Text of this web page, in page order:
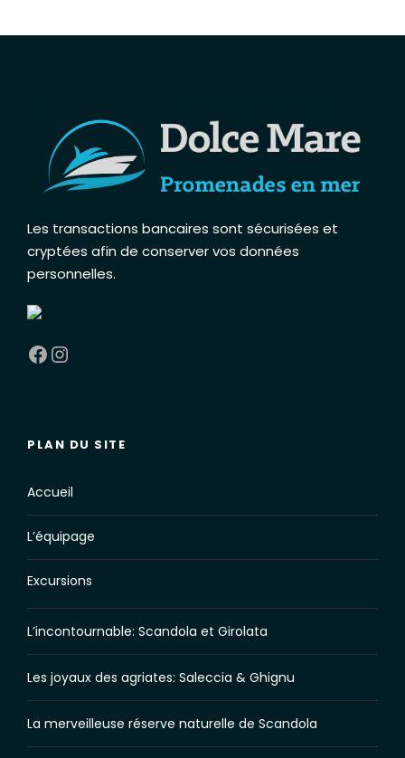
Les transactions bancaires sont sécurisées et
cryptées afin de conserver vos données
personnelles.
Facebook Instagram
PLAN DU SITE
Accueil
L’équipage
Excursions
L’incontournable: Scandola et Girolata
Les joyaux des agriates: Saleccia & Ghignu
La merveilleuse réserve naturelle de Scandola